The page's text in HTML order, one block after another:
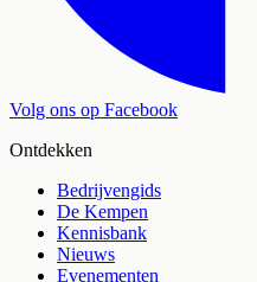
Volg ons op Facebook
Ontdekken
Bedrijvengids
De Kempen
Kennisbank
Nieuws
Evenementen